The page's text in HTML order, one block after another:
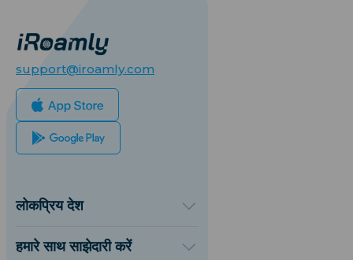
support@iroamly.com
लोकप्रिय देश
यूनाइटेड किंगडम
हमारे साथ साझेदारी करें